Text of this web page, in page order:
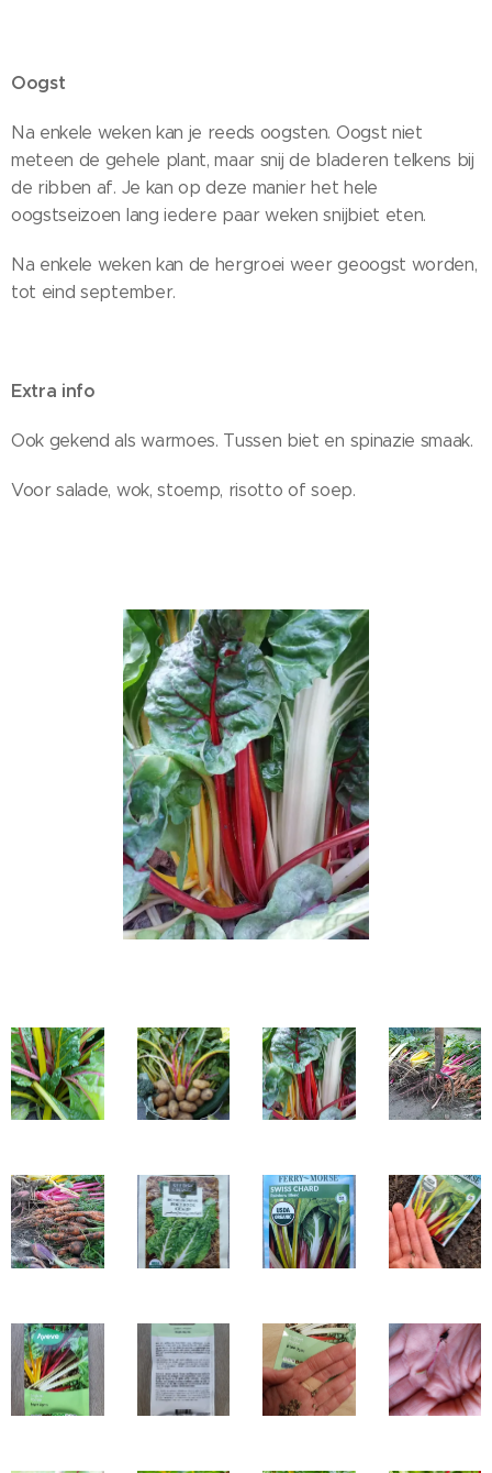
Oogst
Na enkele weken kan je reeds oogsten. Oogst niet
meteen de gehele plant, maar snij de bladeren telkens bij
de ribben af. Je kan op deze manier het hele
oogstseizoen lang iedere paar weken snijbiet eten.
Na enkele weken kan de hergroei weer geoogst worden,
tot eind september.
Extra info
Ook gekend als warmoes. Tussen biet en spinazie smaak.
Voor salade, wok, stoemp, risotto of soep.